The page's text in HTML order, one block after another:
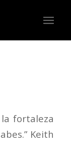
fortaleza
Keith